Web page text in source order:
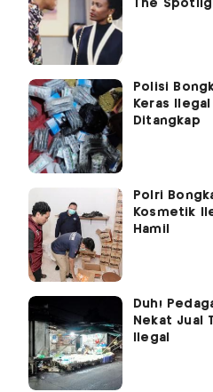
Polisi
Keras
Ditangkap
Polri
Kosmetik
Hamil
Duh!
Nekat Jual
Ilegal